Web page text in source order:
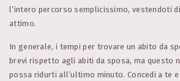
l’intero percorso semplicissimo, vestendoti
attimo.
In generale, i tempi per trovare un abito da
brevi rispetto agli abiti da sposa, ma questo
possa ridurti all’ultimo minuto. Concedi a te